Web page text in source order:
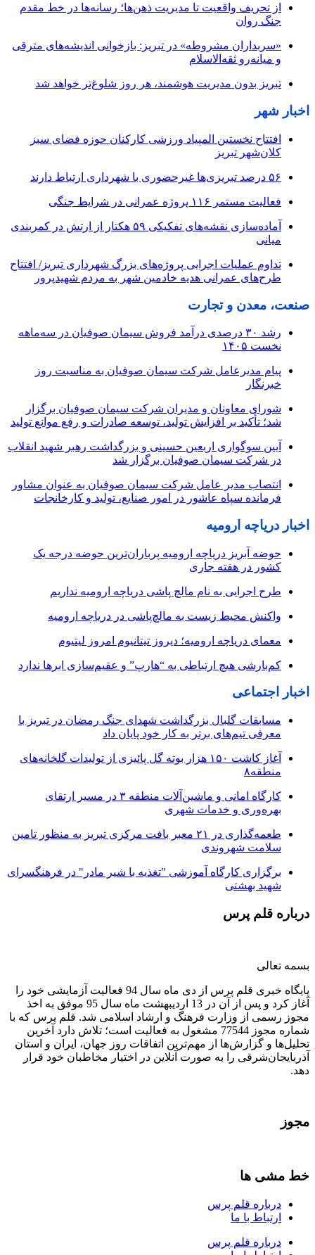
از تحریف واقعیت تا مدیریت ذهن‌ها؛ رسانه‌ها در خط مقدم
جنگ روان
«سربداران مشروطه» در تبریز: بازخوانی اندیشه‌های مترقی
و میانه‌رو ثقه‌الاسلام
تبریز بدون مدیریت هوشمند، هر روز شلوغ‌تر خواهد شد
اخبار شهر
افتتاح نخستین المپیاد ورزشی کارکنان حوزه فضای سبز
کلان‌شهر تبریز
۵۶ درصد تبریزی‌ها غیرحضوری با شهرداری ارتباط دارند
فعالیت مستمر ۱۱۶ پروژه عمرانی در شرایط جنگی
آماده‌سازی نقشه‌های تفکیکی ۵۹ هکتار از ارتش در کمربندی
میانی
تداوم عملیات اجرایی پروژه‌های بزرگ شهرداری تبریز/ افتتاح
طرح‌های عمرانی هدیه خادمین شهر به مردم شهیدپرور
صنعت، معدن و تجارت
رشد ۳۰ درصدی درآمد فروش سیمان صوفیان در سه‌ماهه
نخست ۱۴۰۵
پیام مدیرعامل شرکت سیمان صوفیان به مناسبت روز
خبرنگار
شورای معاونان و مدیران شرکت سیمان صوفیان برگزار
شد؛ تأکید بر افزایش تولید، توسعه صادرات و رفع موانع تولید
آیین سوگواری اربعین حسینی و بزرگداشت رهبر شهید انقلاب
در شرکت سیمان صوفیان برگزار شد
انتصاب مدیر عامل شرکت سیمان صوفیان به عنوان مشاور
فرمانده سپاه عاشور در امور صنایع، تولید و کارخانجات
اخبار دریاچه ارومیه
حوضه آبریز دریاچه ارومیه پرباران‌ترین حوضه‌ درجه یک
کشور در هفته جاری
طرح اجرایی به نام مالچ پاشی دریاچه ارومیه نداریم
واکنش محیط زیست به مالچ‌پاشی در دریاچه ارومیه
معمای دریاچه ارومیه؛ دیروز تیتانیوم امروز لیتیوم
کم‌بارشی هیچ ارتباطی به “هارپ” و عقیم‌سازی ابرها ندارد
اخبار اجتماعی
مسابقات گلبال بزرگداشت شهدای جنگ رمضان در تبریز با
معرفی تیم‌های برتر به کار خود پایان داد
آغاز کاشت ۱۵۰ هزار بوته گل پائیزی از تولیدات گلخانه‌های
منطقه۸
کارگاه امانی و ماشین‌آلات منطقه ۳ در مسیر ارتقای
بهره‌وری و خدمات شهری
طعمه‌گذاری در ۲۱ معبر بافت مرکزی تبریز به منظور تامین
سلامت شهروندی
برگزاری کارگاه آموزشی "تغذیه با شیر مادر" در فرهنگسرای
شهید بهشتی
درباره قلم پرس
بسمه تعالی
پایگاه خبری قلم پرس از دی ماه سال 94 فعالیت آزمایشی خود را
آغاز کرد و پس از آن در 13 اردیبهشت ماه سال 95 موفق به اخذ
مجوز رسمی از وزارت فرهنگ و ارشاد اسلامی شد. قلم پرس که با
شماره مجوز 77544 مشغول به فعالیت است؛ تلاش دارد آخرین
تحلیل‌ها و گزارش‌ها از مهم‌ترین اتفاقات روز جهان، ایران و استان
آذربایجان‌شرقی را به صورت آنلاین در اختیار مخاطبان خود قرار
دهد.
مجوز
خط مشی ها
درباره قلم پرس
ارتباط با ما
درباره قلم پرس